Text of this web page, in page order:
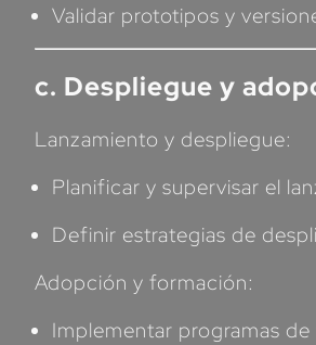
Validar prototipos y
c. Despliegue y
Lanzamiento y despliegue:
Planificar y supervisar el
Definir estrategias de
Adopción y formación:
Implementar programas